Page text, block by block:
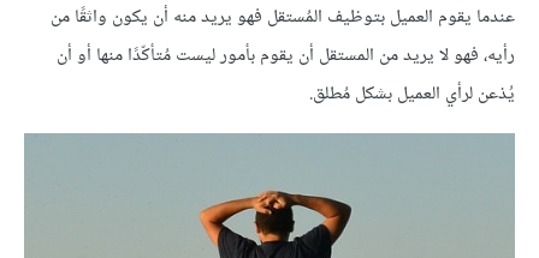
عندما يقوم العميل بتوظيف المُستقل فهو يريد منه أن يكون واثقًا من
رأيه، فهو لا يريد من المستقل أن يقوم بأمور ليست مُتأكّدًا منها أو أن
يُذعن لرأي العميل بشكل مُطلق.